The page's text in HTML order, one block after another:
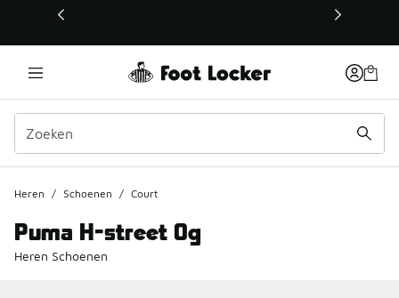
Deze link wordt geopend in een nieuw venster
Heren / Schoenen / Court
Puma H-street Og
Heren Schoenen